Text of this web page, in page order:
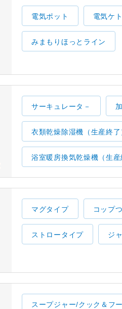
電気ポット 電気ケ
みまもりほっとライン
サーキュレータ－
衣類乾燥除湿機（生産終了
浴室暖房換気乾燥機（生産
マグタイプ コップ
ストロータイプ ジ
スープジャー/クック＆フ